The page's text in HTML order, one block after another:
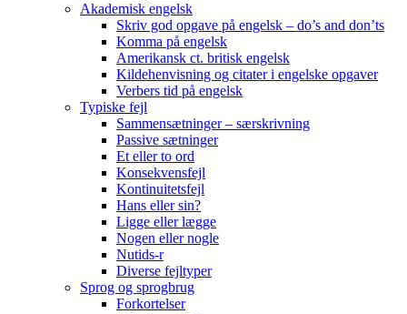
Akademisk engelsk
Skriv god opgave på engelsk – do’s and don’ts
Komma på engelsk
Amerikansk ct. britisk engelsk
Kildehenvisning og citater i engelske opgaver
Verbers tid på engelsk
Typiske fejl
Sammensætninger – særskrivning
Passive sætninger
Et eller to ord
Konsekvensfejl
Kontinuitetsfejl
Hans eller sin?
Ligge eller lægge
Nogen eller nogle
Nutids-r
Diverse fejltyper
Sprog og sprogbrug
Forkortelser